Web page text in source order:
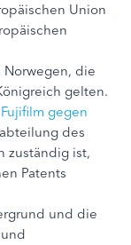
Union
Norwegen, die
gelten.
Fujifilm gegen
des
zuständig ist,
Patents
und die